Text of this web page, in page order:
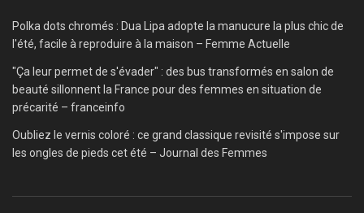
Polka dots chromés : Dua Lipa adopte la manucure la plus chic de
l'été, facile à reproduire à la maison – Femme Actuelle
"Ça leur permet de s'évader" : des bus transformés en salon de
beauté sillonnent la France pour des femmes en situation de
précarité – franceinfo
Oubliez le vernis coloré : ce grand classique revisité s'impose sur
les ongles de pieds cet été – Journal des Femmes